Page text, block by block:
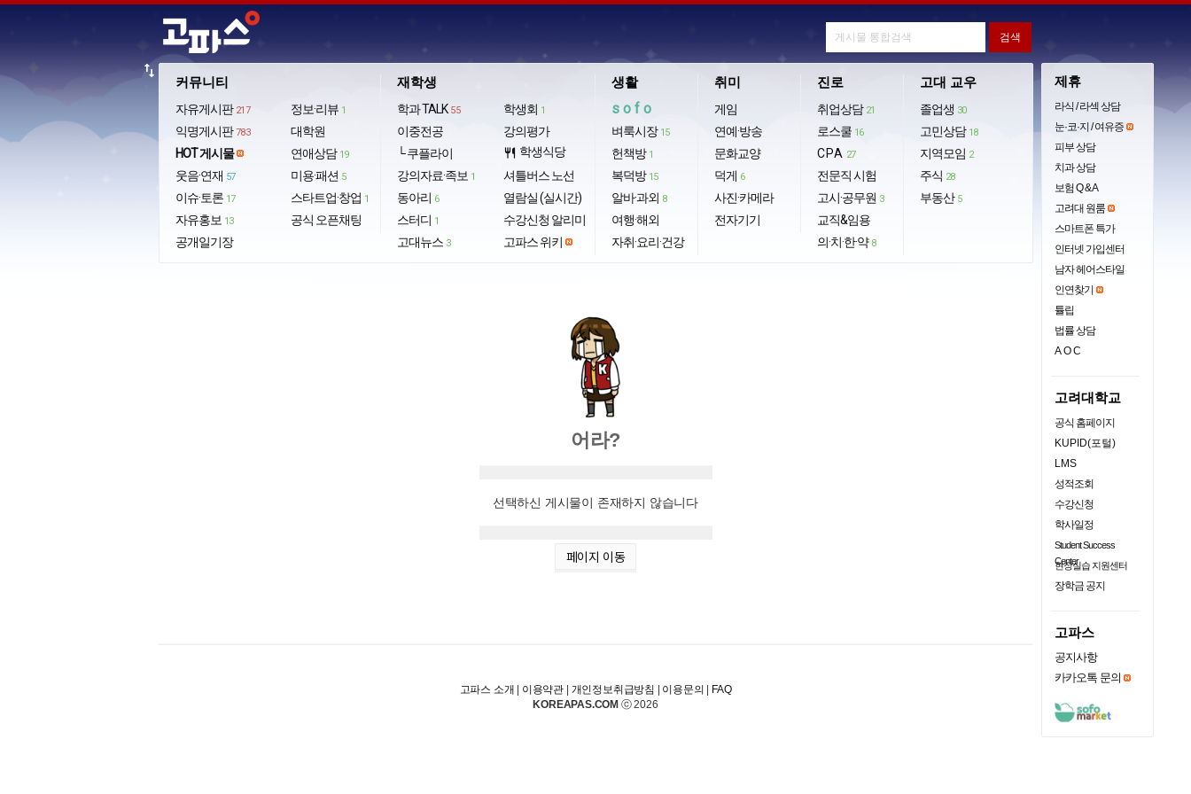
커뮤니티
자유게시판 217
익명게시판 783
HOT 게시물
웃음·연재 57
이슈·토론 17
자유홍보 13
공개일기장
정보·리뷰 1
대학원
연애상담 19
미용·패션 5
스타트업·창업 1
공식 오픈채팅
재학생
학과 TALK 55
이중전공
└ 쿠플라이
강의자료·족보 1
동아리 6
스터디 1
고대뉴스 3
학생회 1
강의평가
restaurant 학생식당
셔틀버스 노선
열람실 (실시간)
수강신청 알리미
고파스 위키
생활
sofo
벼룩시장 15
헌책방 1
복덕방 15
알바·과외 8
여행·해외
자취·요리·건강
취미
게임
연예·방송
문화교양
덕게 6
사진·카메라
전자기기
진로
취업상담 21
로스쿨 16
CPA 27
전문직 시험
고시·공무원 3
교직&임용
의·치·한·약 8
고대 교우
졸업생 30
고민상담 18
지역모임 2
주식 28
부동산 5
import_export
어라?
선택하신 게시물이 존재하지 않습니다
페이지 이동
제휴
라식 / 라섹 상담
눈·코·지 / 여유증
피부 상담
치과 상담
보험 Q & A
고려대 원룸
스마트폰 특가
인터넷 가입센터
남자 헤어스타일
인연찾기
튤립
법률 상담
AOC
고려대학교
공식 홈페이지
KUPID(포털)
LMS
성적조회
수강신청
학사일정
Student Success
Center
현장실습 지원센터
장학금 공지
고파스
공지사항
카카오톡 문의
고파스 소개 이용약관 개인정보취급방침 이용문의
FAQ
KOREAPAS.COM ⓒ 2026